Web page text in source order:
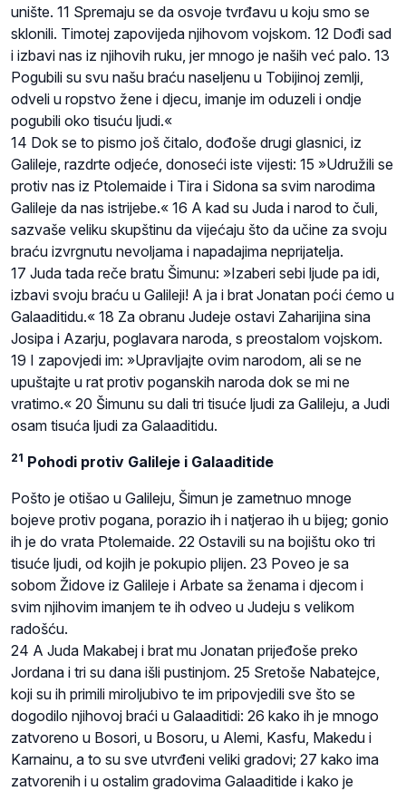
unište. 11 Spremaju se da osvoje tvrđavu u koju smo se
sklonili. Timotej zapovijeda njihovom vojskom. 12 Dođi sad
i izbavi nas iz njihovih ruku, jer mnogo je naših već palo. 13
Pogubili su svu našu braću naseljenu u Tobijinoj zemlji,
odveli u ropstvo žene i djecu, imanje im oduzeli i ondje
pogubili oko tisuću ljudi.«
14 Dok se to pismo još čitalo, dođoše drugi glasnici, iz
Galileje, razdrte odjeće, donoseći iste vijesti: 15 »Udružili se
protiv nas iz Ptolemaide i Tira i Sidona sa svim narodima
Galileje da nas istrijebe.« 16 A kad su Juda i narod to čuli,
sazvaše veliku skupštinu da vijećaju što da učine za svoju
braću izvrgnutu nevoljama i napadajima neprijatelja.
17 Juda tada reče bratu Šimunu: »Izaberi sebi ljude pa idi,
izbavi svoju braću u Galileji! A ja i brat Jonatan poći ćemo u
Galaaditidu.« 18 Za obranu Judeje ostavi Zaharijina sina
Josipa i Azarju, poglavara naroda, s preostalom vojskom.
19 I zapovjedi im: »Upravljajte ovim narodom, ali se ne
upuštajte u rat protiv poganskih naroda dok se mi ne
vratimo.« 20 Šimunu su dali tri tisuće ljudi za Galileju, a Judi
osam tisuća ljudi za Galaaditidu.
21 Pohodi protiv Galileje i Galaaditide
Pošto je otišao u Galileju, Šimun je zametnuo mnoge
bojeve protiv pogana, porazio ih i natjerao ih u bijeg; gonio
ih je do vrata Ptolemaide. 22 Ostavili su na bojištu oko tri
tisuće ljudi, od kojih je pokupio plijen. 23 Poveo je sa
sobom Židove iz Galileje i Arbate sa ženama i djecom i
svim njihovim imanjem te ih odveo u Judeju s velikom
radošću.
24 A Juda Makabej i brat mu Jonatan prijeđoše preko
Jordana i tri su dana išli pustinjom. 25 Sretoše Nabatejce,
koji su ih primili miroljubivo te im pripovjedili sve što se
dogodilo njihovoj braći u Galaaditidi: 26 kako ih je mnogo
zatvoreno u Bosori, u Bosoru, u Alemi, Kasfu, Makedu i
Karnainu, a to su sve utvrđeni veliki gradovi; 27 kako ima
zatvorenih i u ostalim gradovima Galaaditide i kako je